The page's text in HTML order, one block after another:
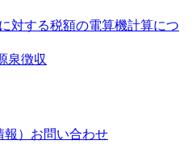
対する税額の電算機計算につ
泉徴収
） お問い合わせ